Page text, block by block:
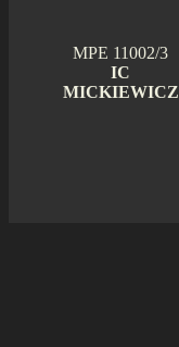
MPE 11002/3
IC
MICKIEWICZ